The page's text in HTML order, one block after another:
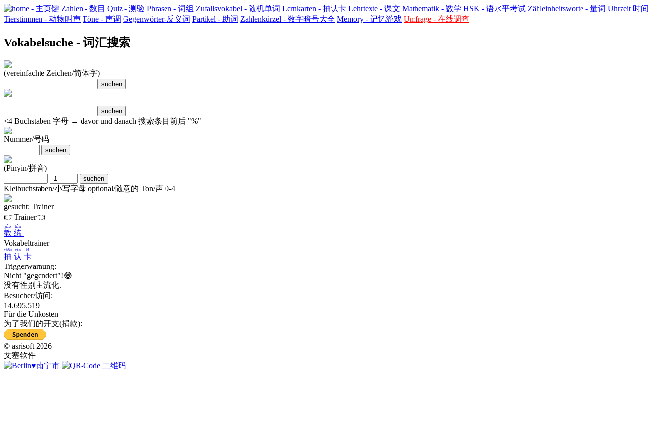
home - 主页键 Zahlen - 数目 Quiz - 测验 Phrasen - 词组 Zufallsvokabel - 随机单词 Lernkarten - 抽认卡 Lehrtexte - 课文 Mathematik - 数学 HSK - 语​水平​考试 Zähleinheitsworte - 量词 Uhrzeit 时间
Tierstimmen - 动物叫声 Töne - 声调 Gegenwörter-反义词 Partikel - 助词 Zahlenkürzel - 数字暗号大全 Memory - 记忆游戏 Umfrage - 在线调查
Vokabelsuche - 词汇搜索
(vereinfachte Zeichen/简体字)
<4 Buchstaben 字母 → davor und danach 搜索​条目前后 "%"
Nummer/号码
(Pinyin/拼音)
Kleibuchstaben/小写​字母 optional/随意​的 Ton/声 0-4
gesucht: Trainer
👉Trainer👈
教
jiào
练
liàn
Vokabeltrainer
抽
chōu
认
rèn
卡
kǎ
Triggerwarnung:
Nicht "gegendert"!😂
没有性别主流化.
Besucher/访问:
14.695.519
Für die Unkosten
为了我们的开支(捐款):
© asrisoft 2026
艾塞软件